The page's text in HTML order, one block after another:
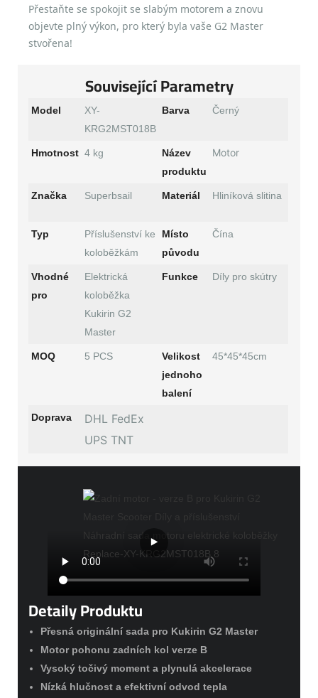
Přestaňte se spokojit se slabým motorem a znovu
objevte plný výkon, pro který byla vaše G2 Master
stvořena!
Související Parametry
Model
XY-
KRG2MST018B
Barva Černý
Hmotnost 4 kg
Název
produktu
Motor
Značka Superbsail Materiál Hliníková slitina
Typ
Příslušenství ke
koloběžkám
Místo
původu
Čína
Vhodné
pro
Elektrická
koloběžka
Kukirin G2
Master
Funkce Díly pro skútry
MOQ 5 PCS
Velikost
jednoho
balení
45*45*45cm
Doprava
DHL FedEx
UPS TNT
Detaily Produktu
Přesná originální sada pro Kukirin G2 Master
Motor pohonu zadních kol verze B
Vysoký točivý moment a plynulá akcelerace
Nízká hlučnost a efektivní odvod tepla